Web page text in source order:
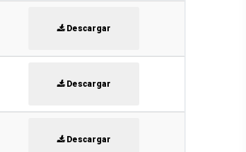
Descargar
Descargar
Descargar